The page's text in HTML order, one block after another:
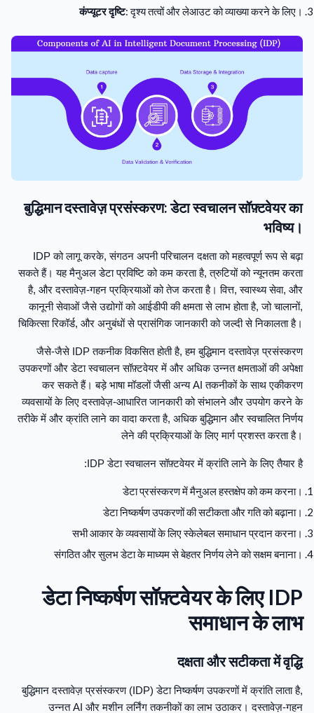
कंप्यूटर दृष्टि: दृश्य तत्वों और लेआउट को व्याख्या करने के लिए।
बुद्धिमान दस्तावेज़ प्रसंस्करण: डेटा स्वचालन सॉफ़्टवेयर का
भविष्य।
IDP को लागू करके, संगठन अपनी परिचालन दक्षता को महत्वपूर्ण रूप से बढ़ा
सकते हैं। यह मैनुअल डेटा प्रविष्टि को कम करता है, त्रुटियों को न्यूनतम करता
है, और दस्तावेज़-गहन प्रक्रियाओं को तेज करता है। वित्त, स्वास्थ्य सेवा, और
कानूनी सेवाओं जैसे उद्योगों को आईडीपी की क्षमता से लाभ होता है, जो चालानों,
चिकित्सा रिकॉर्ड, और अनुबंधों से प्रासंगिक जानकारी को जल्दी से निकालता है।
जैसे-जैसे IDP तकनीक विकसित होती है, हम बुद्धिमान दस्तावेज़ प्रसंस्करण
उपकरणों और डेटा स्वचालन सॉफ़्टवेयर में और अधिक उन्नत क्षमताओं की अपेक्षा
कर सकते हैं। बड़े भाषा मॉडलों जैसी अन्य AI तकनीकों के साथ एकीकरण
व्यवसायों के लिए दस्तावेज़-आधारित जानकारी को संभालने और उपयोग करने के
तरीके में और क्रांति लाने का वादा करता है, अधिक बुद्धिमान और स्वचालित निर्णय
लेने की प्रक्रियाओं के लिए मार्ग प्रशस्त करता है।
IDP डेटा स्वचालन सॉफ़्टवेयर में क्रांति लाने के लिए तैयार है:
डेटा प्रसंस्करण में मैनुअल हस्तक्षेप को कम करना।
डेटा निष्कर्षण उपकरणों की सटीकता और गति को बढ़ाना।
सभी आकार के व्यवसायों के लिए स्केलेबल समाधान प्रदान करना।
संगठित और सुलभ डेटा के माध्यम से बेहतर निर्णय लेने को सक्षम बनाना।
डेटा निष्कर्षण सॉफ़्टवेयर के लिए IDP
समाधान के लाभ
दक्षता और सटीकता में वृद्धि
बुद्धिमान दस्तावेज़ प्रसंस्करण (IDP) डेटा निष्कर्षण उपकरणों में क्रांति लाता है,
उन्नत AI और मशीन लर्निंग तकनीकों का लाभ उठाकर। दस्तावेज़-गहन